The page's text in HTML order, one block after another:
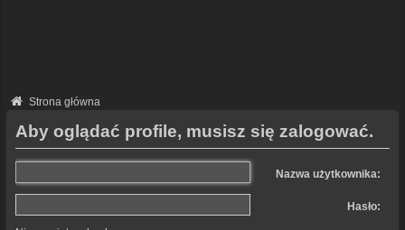
Strona główna
Aby oglądać profile, musisz się zalogować.
Nazwa użytkownika:
Hasło: